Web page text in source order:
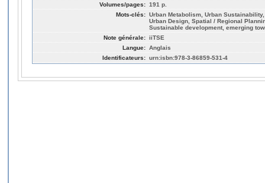
Volumes/pages: 191 p.
Mots-clés: Urban Metabolism, Urban
Urban Design, Spatial / Regional
Sustainable development, emerging
Note générale: iiTSE
Langue: Anglais
Identificateurs: urn:isbn:978-3-86859-531-4